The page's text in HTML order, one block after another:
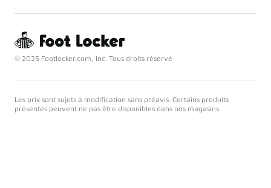
© 2025 Footlocker.com, Inc. Tous droits réservé
Les prix sont sujets à modification sans préavis. Certains produits
présentés peuvent ne pas être disponibles dans nos magasins.